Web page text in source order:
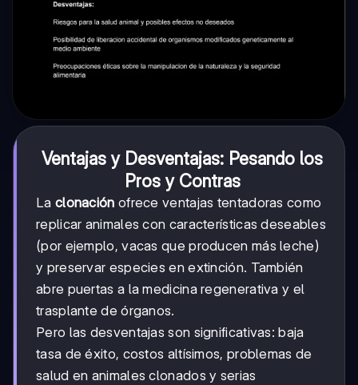
Ventajas y Desventajas: Pesando los
Pros y Contras
La clonación ofrece ventajas tentadoras como
replicar animales con características deseables
(por ejemplo, vacas que producen más leche)
y preservar especies en extinción. También
abre puertas a la medicina regenerativa y el
trasplante de órganos.
Pero las desventajas son significativas: baja
tasa de éxito, costos altísimos, problemas de
salud en animales clonados y serias